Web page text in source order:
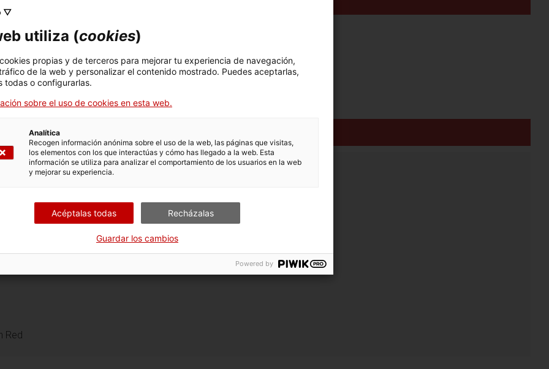
botánico acércate al castillo. Podrás ver
y antiguos aprovechados para la
también de las vistas privilegiadas a la cala d’en
Dorothy Webster bajaba a nadar y tomar el
el sobrenombre de “Bañera de la Rusa”.
de 10 a 20 h.
Red
▽
utiliza (cookies)
propias y de terceros para mejorar tu experiencia de navegación,
de la web y personalizar el contenido mostrado. Puedes aceptarlas,
todas o configurarlas.
sobre el uso de cookies en esta web.
Analítica
Recogen información anónima sobre el uso de la web, las páginas que visitas,
los elementos con los que interactúas y cómo has llegado a la web. Esta
información se utiliza para analizar el comportamiento de los usuarios en la web
y mejorar su experiencia.
Acéptalas todas Recházalas
Guardar los cambios
Powered by